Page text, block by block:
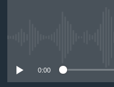
រចនា
កម្មវិធីទាំងអស់
0:00